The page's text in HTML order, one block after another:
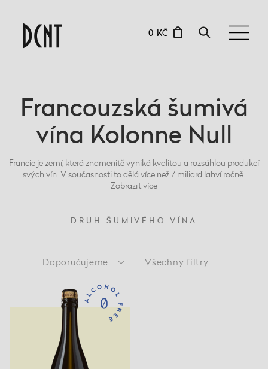
0 KČ
Francouzská šumivá
vína Kolonne Null
Francie je zemí, která znamenitě vyniká kvalitou a rozsáhlou produkcí
svých vín. V současnosti to dělá více než 7 miliard lahví ročně.
Zobrazitvíce
DRUH ŠUMIVÉHO VÍNA
Doporučujeme Všechny filtry